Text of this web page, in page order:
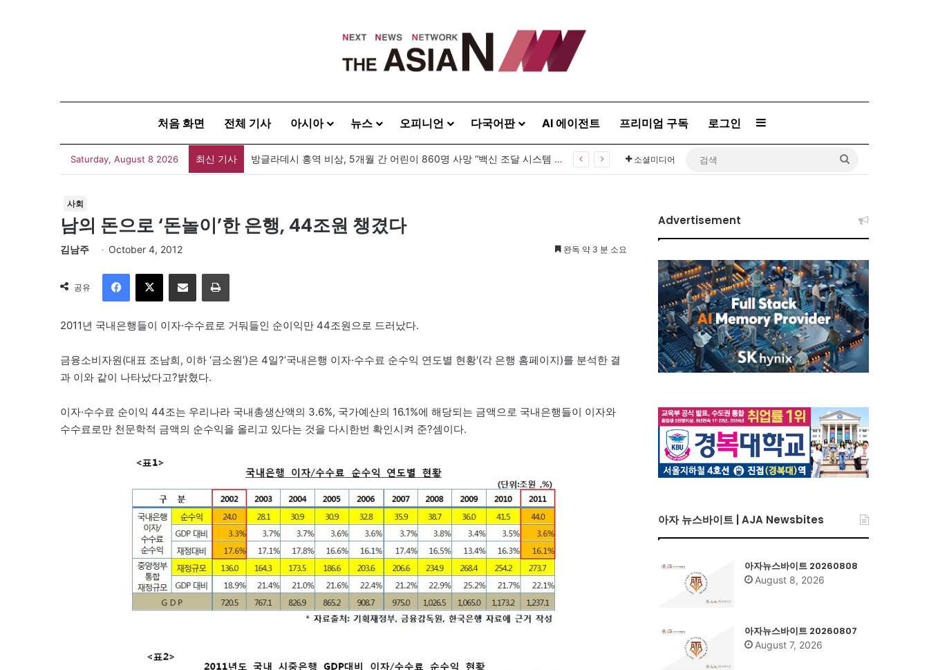
처음 화면 전체 기사 아시아 뉴스 오피니언 다국어판 AI 에이전트 프리미엄 구독 로그인 Sidebar
Saturday, August 8 2026 최신 기사 방글라데시 홍역 비상, 5개월 간 어린이 860명 사망 “백신 조달 시스템 변경이 화근” 소셜미디어
사회
남의 돈으로 ‘돈놀이’한 은행, 44조원 챙겼다
김남주 October 4, 2012 완독 약 3 분 소요
공유
이메일
2011년 국내은행들이 이자·수수료로 거둬들인 순이익만 44조원으로 드러났다.
금융소비자원(대표 조남희, 이하 ‘금소원’)은 4일?’국내은행 이자·수수료 순수익 연도별 현황'(각 은행 홈페이지)를 분석한 결
과 이와 같이 나타났다고?밝혔다.
이자·수수료 순이익 44조는 우리나라 국내총생산액의 3.6%, 국가예산의 16.1%에 해당되는 금액으로 국내은행들이 이자와
수수료로만 천문학적 금액의 순수익을 올리고 있다는 것을 다시한번 확인시켜 준?셈이다.
Advertisement
아자 뉴스바이트 | AJA Newsbites
아자뉴스바이트 20260808
August 8, 2026
아자뉴스바이트 20260807
August 7, 2026